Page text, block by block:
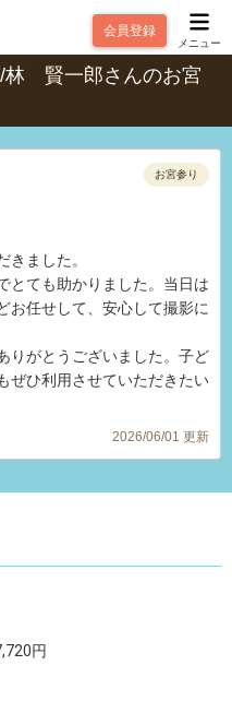
会員登録
メニュー
林 賢一郎さんのお宮
お宮参り
きました。
とても助かりました。当日は
お任せして、安心して撮影に
りがとうございました。子ど
ぜひ利用させていただきたい
2026/06/01 更新
円